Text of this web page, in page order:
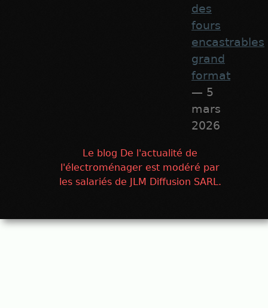
des
fours
encastrables
grand
format
— 5
mars
2026
Le blog De l'actualité de
l'électroménager est modéré par
les salariés de JLM Diffusion SARL.